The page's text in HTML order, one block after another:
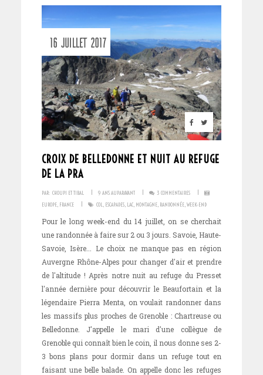
16 JUILLET 2017
CROIX DE BELLEDONNE ET NUIT AU REFUGE
DE LA PRA
PAR: CHOUPI ET TIBAL 9 ANS AUPARAVANT 3 COMMENTAIRES
EUROPE, FRANCE COL ESCAPADES, LAC, MONTAGNE, RANDONNÉE, WEEK-END
Pour le long week-end du 14 juillet, on se cherchait
une randonnée à faire sur 2 ou 3 jours. Savoie, Haute-
Savoie, Isère... Le choix ne manque pas en région
Auvergne Rhône-Alpes pour changer d'air et prendre
de l'altitude ! Après notre nuit au refuge du Presset
l'année dernière pour découvrir le Beaufortain et la
légendaire Pierra Menta, on voulait randonner dans
les massifs plus proches de Grenoble : Chartreuse ou
Belledonne. J'appelle le mari d'une collègue de
Grenoble qui connaît bien le coin, il nous donne ses 2-
3 bons plans pour dormir dans un refuge tout en
faisant une belle balade. On appelle donc les refuges